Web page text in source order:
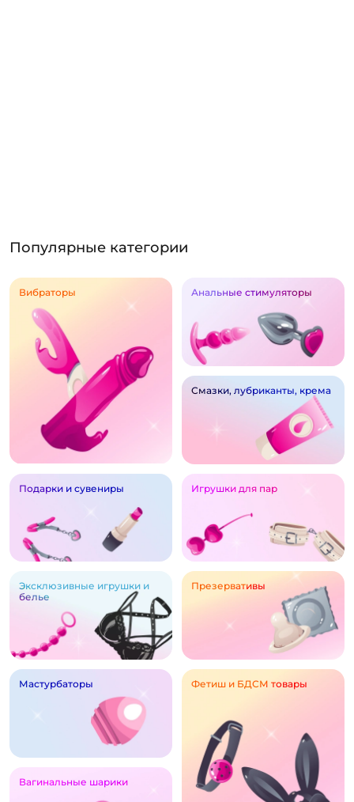
Популярные категории
Вибраторы Анальные стимуляторы
Смазки, лубриканты, крема
Подарки и сувениры Игрушки для пар
Эксклюзивные игрушки и
белье
Презервативы
Мастурбаторы
Вагинальные шарики
Фетиш и БДСМ товары